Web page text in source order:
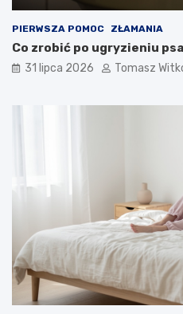
PIERWSZA POMOC ZŁAMANIA
Co zrobić po ugryzieniu
31 lipca 2026 Tomasz